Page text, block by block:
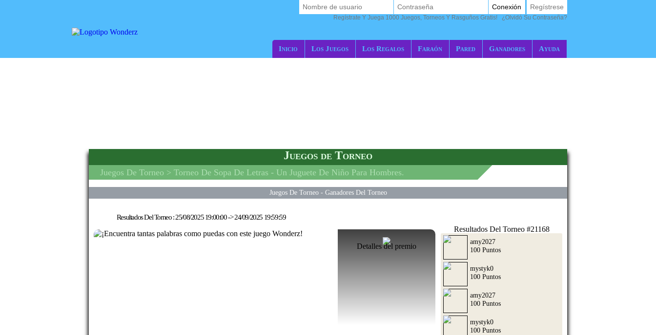
Inicio Los Juegos Los Regalos Faraón Pared Ganadores Ayuda
Conexión Regístrese
Regístrate Y Juega 1000 Juegos, Torneos Y Rasguños Gratis! ¿Olvidó Su Contraseña?
Juegos de Torneo
Juegos De Torneo > Torneo De Sopa De Letras - Un Juguete De Niño Para Hombres.
Juegos De Torneo- Ganadores Del Torneo
Resultados Del Torneo :25/08/2025 19:00:00->24/09/2025 19:59:59
Detalles del premio
Resultados Del Torneo #21168
amy2027
100 Puntos
mystyk0
100 Puntos
amy2027
100 Puntos
mystyk0
100 Puntos